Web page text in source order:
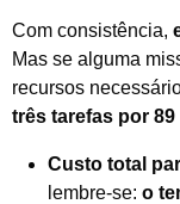
Com consistência,
Mas se alguma
recursos
três tarefas por
Custo total
lembre-se: o